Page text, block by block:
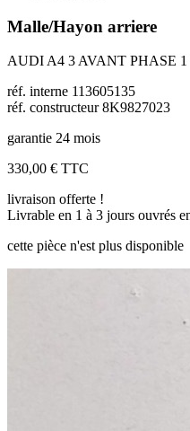
Malle/Hayon arriere
AUDI A4 3 AVANT PHASE
réf. interne 113605135
réf. constructeur 8K9827023
garantie 24 mois
330,00 € TTC
livraison offerte !
Livrable en 1 à 3 jours ouvrés
cette pièce n'est plus disponible